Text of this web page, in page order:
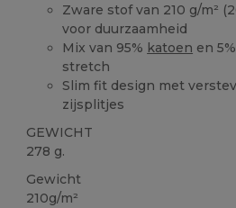
Zware stof van 210 g/m²
voor duurzaamheid
Mix van 95% katoen en 5%
stretch
Slim fit design met
zijsplitjes
GEWICHT
278 g.
Gewicht
210g/m²